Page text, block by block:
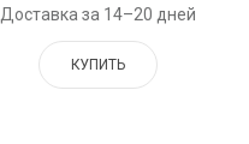
Доставка за 14–20 дней
КУПИТЬ